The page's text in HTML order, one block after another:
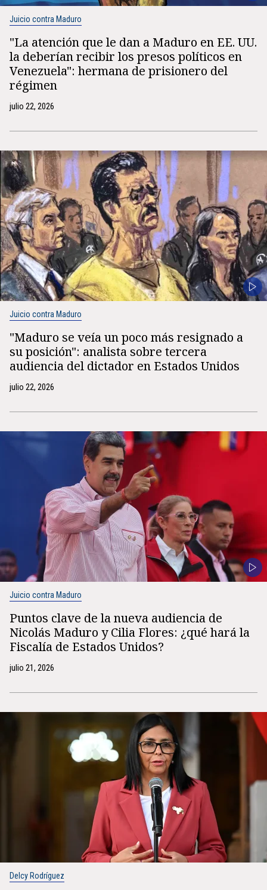
Juicio contra Maduro
"La atención que le dan a Maduro en EE. UU.
la deberían recibir los presos políticos en
Venezuela": hermana de prisionero del
régimen
julio 22, 2026
Juicio contra Maduro
"Maduro se veía un poco más resignado a
su posición": analista sobre tercera
audiencia del dictador en Estados Unidos
julio 22, 2026
Juicio contra Maduro
Puntos clave de la nueva audiencia de
Nicolás Maduro y Cilia Flores: ¿qué hará la
Fiscalía de Estados Unidos?
julio 21, 2026
Delcy Rodríguez